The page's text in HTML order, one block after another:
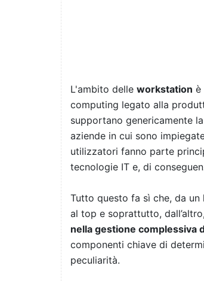
L'ambito delle workstation è
computing legato alla
supportano genericamente
aziende in cui sono
utilizzatori fanno parte
tecnologie IT e, di
Tutto questo fa sì che, da
al top e soprattutto,
nella gestione complessiva
componenti chiave di
peculiarità.